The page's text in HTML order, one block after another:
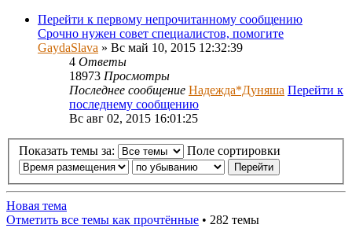
Перейти к первому непрочитанному сообщению
Срочно нужен совет специалистов, помогите
GaydaSlava » Вс май 10, 2015 12:32:39
4 Ответы
18973 Просмотры
Последнее сообщение Надежда*Дуняша Перейти к
последнему сообщению
Вс авг 02, 2015 16:01:25
Показать темы за: Поле сортировки
Новая тема
Отметить все темы как прочтённые • 282 темы